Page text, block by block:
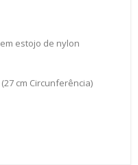
estojo de nylon
cm Circunferência)